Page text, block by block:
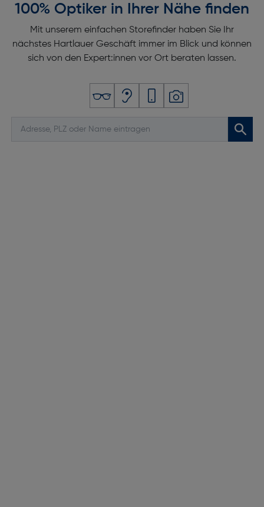
100% Optiker in Ihrer Nähe finden
Mit unserem einfachen Storefinder haben Sie Ihr
nächstes Hartlauer Geschäft immer im Blick und können
sich von den Expert:innen vor Ort beraten lassen.